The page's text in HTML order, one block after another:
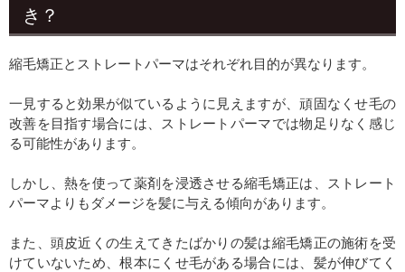
き？
縮毛矯正とストレートパーマはそれぞれ目的が異なります。
一見すると効果が似ているように見えますが、頑固なくせ毛の
改善を目指す場合には、ストレートパーマでは物足りなく感じ
る可能性があります。
しかし、熱を使って薬剤を浸透させる縮毛矯正は、ストレート
パーマよりもダメージを髪に与える傾向があります。
また、頭皮近くの生えてきたばかりの髪は縮毛矯正の施術を受
けていないため、根本にくせ毛がある場合には、髪が伸びてく